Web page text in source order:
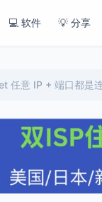
💻 软件 💡 分享
任意 IP + 端口都是